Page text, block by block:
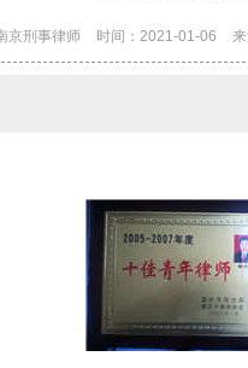
京刑事律师 时间：2021-01-06